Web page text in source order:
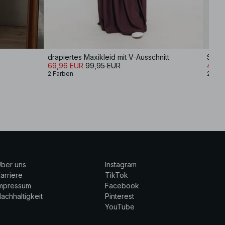
drapiertes Maxikleid mit V-Ausschnitt
69,96 EUR 99,95 EUR
2 Farben
Soft
2
uns
Instagram
TikTok
Facebook
Pinterest
YouTube